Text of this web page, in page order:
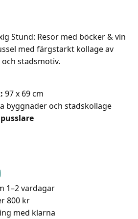
Stund: Resor med böcker & vin
med färgstarkt kollage av
stadsmotiv.
97 x 69 cm
byggnader och stadskollage
1–2 vardagar
800 kr
med klarna